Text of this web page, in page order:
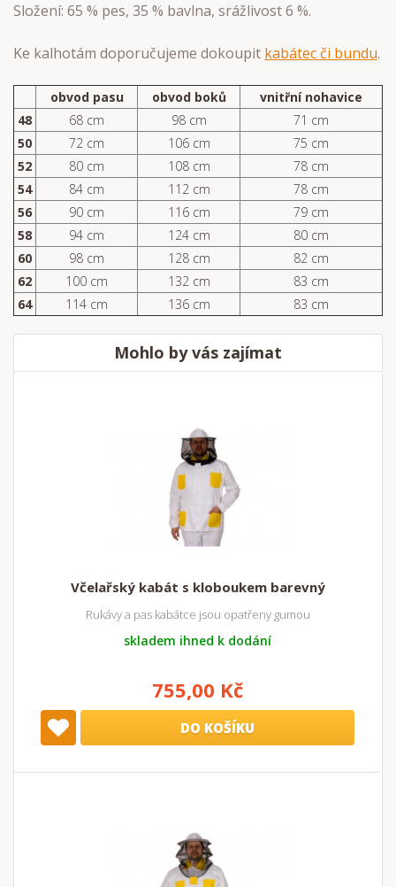
Složení: 65 % pes, 35 % bavlna, srážlivost 6 %.
Ke kalhotám doporučujeme dokoupit kabátec či bundu.
obvod pasu obvod boků
vnitřní nohavice
48
68 cm 98 cm
71 cm
50
72 cm 106 cm
75 cm
52
80 cm 108 cm
78 cm
54
84 cm 112 cm
78 cm
56
90 cm 116 cm
79 cm
58
94 cm 124 cm
80 cm
60
98 cm 128 cm
82 cm
62
100 cm 132 cm
83 cm
64
114 cm 136 cm 83 cm
Mohlo by vás zajímat
Včelařský kabát s kloboukem barevný
Rukávy a pas kabátce jsou opatřeny gumou
skladem ihned k dodání
755,00 Kč
DO KOŠÍKU